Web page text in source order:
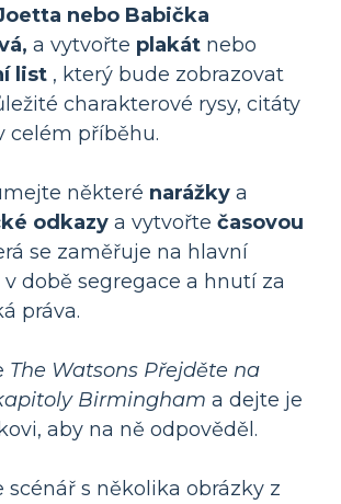
nebo Babička
a vytvořte plakát nebo
list , který bude zobrazovat
charakterové rysy, citáty
celém příběhu.
některé narážky a
odkazy a vytvořte časovou
se zaměřuje na hlavní
době segregace a hnutí za
práva.
The Watsons Přejděte na
Birmingham a dejte je
aby na ně odpověděl.
scénář s několika obrázky z